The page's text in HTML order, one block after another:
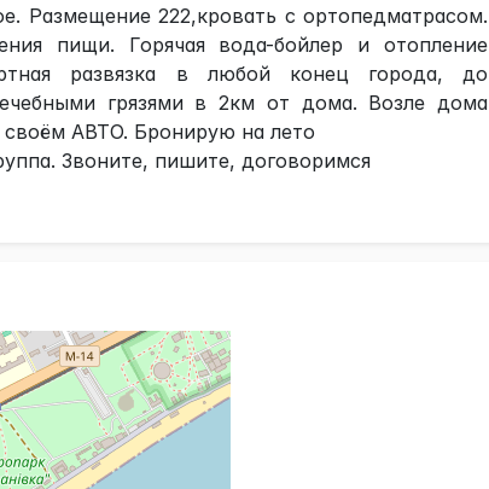
Размещение 222,кровать с ортопедматрасом.
пищи. Горячая вода-бойлер и отопление
развязка в любой конец города, до
грязями в 2км от дома. Возле дома
своём АВТО. Бронирую на лето
Звоните, пишите, договоримся